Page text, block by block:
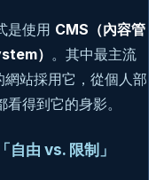
是使用 CMS（內容管
） 。其中最主流
網站採用它，從個人部
得到它的身影。
自由 vs. 限制」